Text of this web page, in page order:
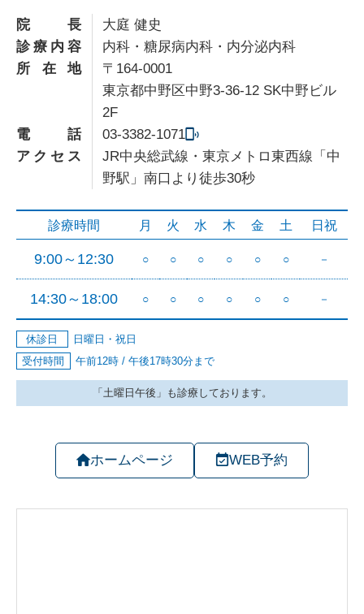
院長
大庭 健史
診療内容
内科・糖尿病内科・内分泌内科
所在地
〒164-0001
東京都中野区中野3-36-12 SK中野ビル
2F
電話
03-3382-1071
アクセス
JR中央総武線・東京メトロ東西線「中
野駅」南口より徒歩30秒
ホームページ WEB予約